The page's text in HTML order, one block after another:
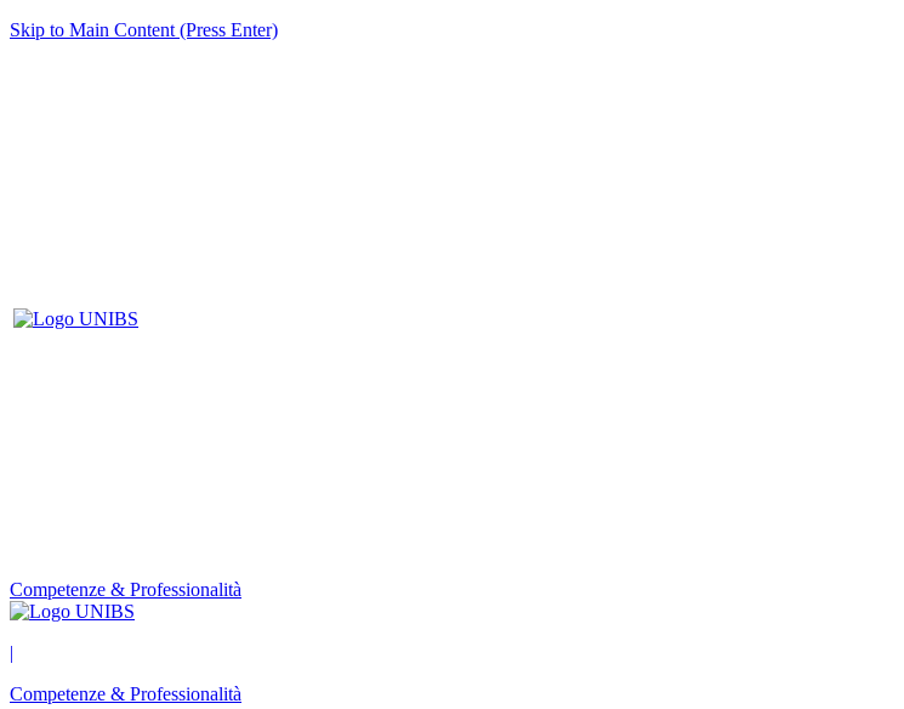
Skip to Main Content (Press Enter)
Competenze & Professionalità
|
Competenze & Professionalità